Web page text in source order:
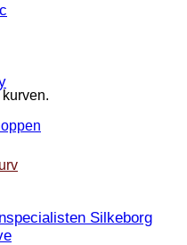
kurven.
Silkeborg